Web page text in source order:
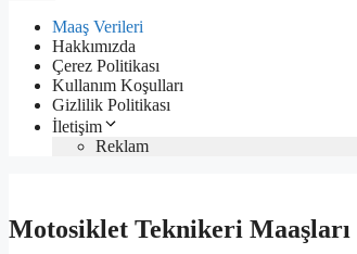
Maaş Verileri
Hakkımızda
Çerez Politikası
Kullanım Koşulları
Gizlilik Politikası
İletişim
Reklam
Motosiklet Teknikeri Maaşları